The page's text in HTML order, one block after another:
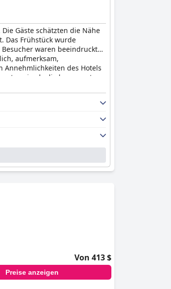
oder sich eine Show im
Gäste schätzten die Nähe
Das Frühstück wurde
waren beeindruckt
aufmerksam,
des Hotels
sie als die bequemsten,
Von 413 $
Preise anzeigen